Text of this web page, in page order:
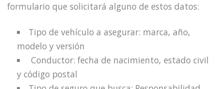
formulario que solicitará alguno de estos datos:
Tipo de vehículo a asegurar: marca, año,
modelo y versión
Conductor: fecha de nacimiento, estado civil
y código postal